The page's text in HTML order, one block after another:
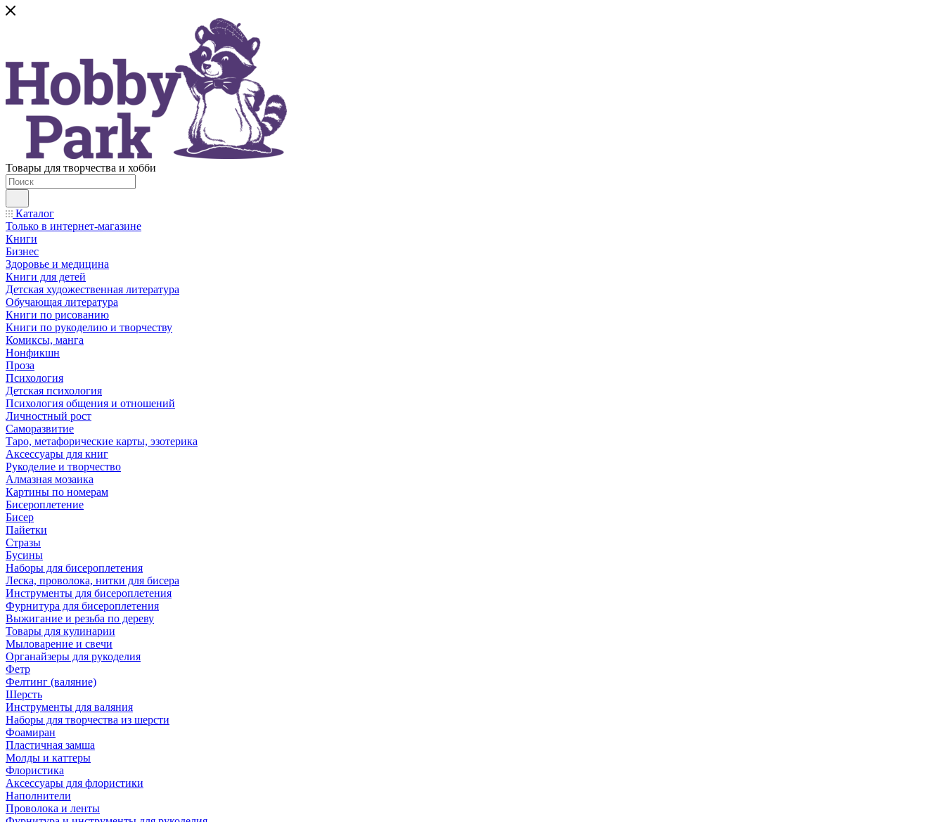
Товары для творчества и хобби
Каталог
Только в интернет-магазине
Книги
Бизнес
Здоровье и медицина
Книги для детей
Детская художественная литература
Обучающая литература
Книги по рисованию
Книги по рукоделию и творчеству
Комиксы, манга
Нонфикшн
Проза
Психология
Детская психология
Психология общения и отношений
Личностный рост
Саморазвитие
Таро, метафорические карты, эзотерика
Аксессуары для книг
Рукоделие и творчество
Алмазная мозаика
Картины по номерам
Бисероплетение
Бисер
Пайетки
Стразы
Бусины
Наборы для бисероплетения
Леска, проволока, нитки для бисера
Инструменты для бисероплетения
Фурнитура для бисероплетения
Выжигание и резьба по дереву
Товары для кулинарии
Мыловарение и свечи
Органайзеры для рукоделия
Фетр
Фелтинг (валяние)
Шерсть
Инструменты для валяния
Наборы для творчества из шерсти
Фоамиран
Пластичная замша
Молды и каттеры
Флористика
Аксессуары для флористики
Наполнители
Проволока и ленты